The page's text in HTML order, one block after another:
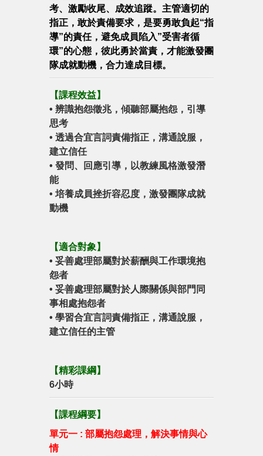
考、激勵收尾、成效追蹤。主管適切的
指正，敢於責備要求，是要勇敢負起“指
導”的責任，避免成員陷入”受害者循
環”的心態，彼此勇於當責，才能激發團
隊成就動機，合力達成目標。
【課程效益】
• 辨識抱怨徵兆，傾聽部屬抱怨，引導
思考
• 透過合宜言詞責備指正，溝通說服，
建立信任
• 發問、回應引導，以教練風格激發潛
能
• 培養成員挫折容忍度，激發團隊成就
動機
【適合對象 】
• 妥善處理部屬對於薪酬與工作環境抱
怨者
• 妥善處理部屬對於人際關係與部門同
事相處抱怨者
• 學習合宜言詞責備指正，溝通說服，
建立信任的主管
【精彩課綱】
6小時
【課程綱要】
單元一 : 部屬抱怨處理，解決事情與心
情